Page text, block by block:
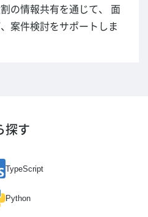
の情報共有を通じて、 面
案件検討をサポートしま
探す
TypeScript
Python